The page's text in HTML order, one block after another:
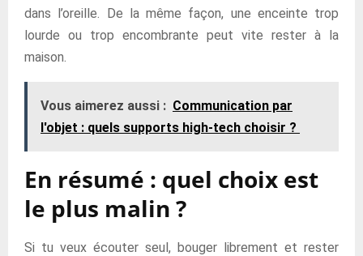
dans l’oreille. De la même façon, une enceinte trop
lourde ou trop encombrante peut vite rester à la
maison.
Vous aimerez aussi : Communication par
l'objet : quels supports high-tech choisir ?
En résumé : quel choix est
le plus malin ?
Si tu veux écouter seul, bouger librement et rester